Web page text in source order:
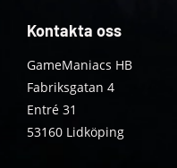
Kontakta oss
GameManiacs HB
Fabriksgatan 4
Entré 31
53160 Lidköping